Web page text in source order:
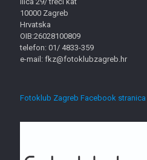
10000 Zagreb
Hrvatska
OIB:26028100809
telefon: 01/ 4833-359
e-mail: fkz@fotoklubzagreb.hr
Fotoklub Zagreb Facebook stranica